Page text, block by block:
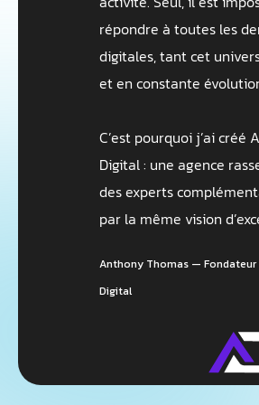
répondre à toutes les
digitales, tant cet
et en constante
C’est pourquoi j’ai créé
Digital : une agence
des experts
par la même vision
Anthony Thomas — Fondateur
Digital